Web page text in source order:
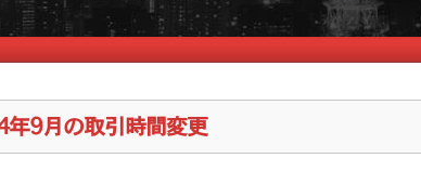
年9月の取引時間変更